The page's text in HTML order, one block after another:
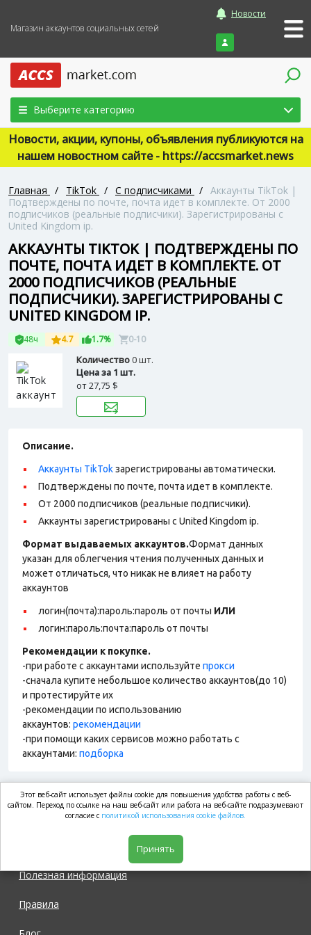
Магазин аккаунтов социальных сетей
Новости
Войти
Выберите категорию
Новости, акции, купоны, объявления публикуются на
нашем новостном сайте - https://accsmarket.news
Главная / TikTok / С подписчиками / Аккаунты TikTok |
Подтверждены по почте, почта идет в комплекте. От 2000
подписчиков (реальные подписчики). Зарегистрированы с
United Kingdom ip.
АККАУНТЫ TIKTOK | ПОДТВЕРЖДЕНЫ ПО
ПОЧТЕ, ПОЧТА ИДЕТ В КОМПЛЕКТЕ. ОТ
2000 ПОДПИСЧИКОВ (РЕАЛЬНЫЕ
ПОДПИСЧИКИ). ЗАРЕГИСТРИРОВАНЫ С
UNITED KINGDOM IP.
48ч 4.7 1.7% 0-10
Количество0 шт.
Цена за 1 шт.
от27,75 $
Описание.
Аккаунты TikTokзарегистрированы автоматически.
Подтверждены по почте, почта идет в комплекте.
От 2000 подписчиков (реальные подписчики).
Аккаунты зарегистрированы с United Kingdom ip.
Формат выдаваемых аккаунтов.Формат данных
указан для облегчения чтения полученных данных и
может отличаться, что никак не влияет на работу
аккаунтов
логин(почта):пароль:пароль от почты ИЛИ
логин:пароль:почта:пароль от почты
Рекомендации к покупке.
-при работе с аккаунтами используйте прокси
-сначала купите небольшое количество аккаунтов(до 10)
и протестируйте их
-рекомендации по использованию
аккаунтов: рекомендации
-при помощи каких сервисов можно работать с
аккаунтами: подборка
market.com
Полезная информация
Правила
Этот веб-сайт использует файлы cookie для повышения удобства работы с веб-
сайтом. Переход по ссылке на наш веб-сайт или работа на веб-сайте подразумевают
согласие с политикой использования cookie файлов.
Принять